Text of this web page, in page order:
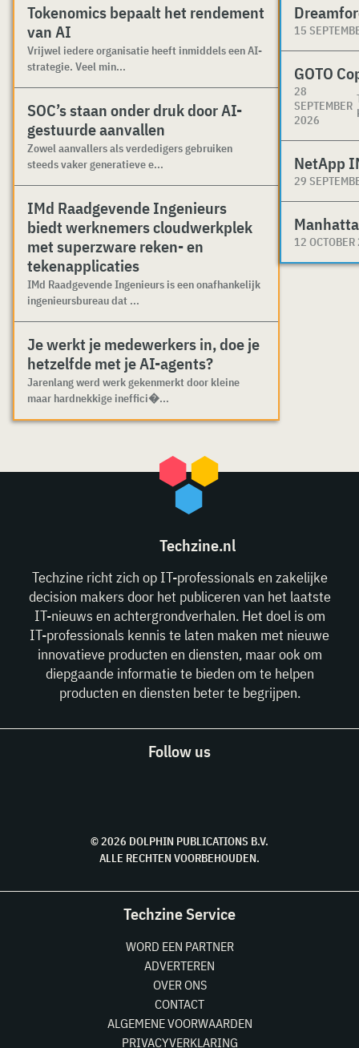
Tokenomics bepaalt het rendement
van AI
Vrijwel iedere organisatie heeft inmiddels een AI-
strategie. Veel min...
SOC’s staan onder druk door AI-
gestuurde aanvallen
Zowel aanvallers als verdedigers gebruiken
steeds vaker generatieve e...
IMd Raadgevende Ingenieurs
biedt werknemers cloudwerkplek
met superzware reken- en
tekenapplicaties
IMd Raadgevende Ingenieurs is een onafhankelijk
ingenieursbureau dat ...
Je werkt je medewerkers in, doe je
hetzelfde met je AI-agents?
Jarenlang werd werk gekenmerkt door kleine
maar hardnekkige ineffici�...
15
GOTO
28
SEPTEMBER
2026
NetApp
29
12
Techzine.nl
Techzine richt zich op IT-professionals en zakelijke
decision makers door het publiceren van het laatste
IT-nieuws en achtergrondverhalen. Het doel is om
IT-professionals kennis te laten maken met nieuwe
innovatieve producten en diensten, maar ook om
diepgaande informatie te bieden om te helpen
producten en diensten beter te begrijpen.
Follow us
© 2026 DOLPHIN PUBLICATIONS B.V.
ALLE RECHTEN VOORBEHOUDEN.
Techzine Service
WORD EEN PARTNER
ADVERTEREN
OVER ONS
CONTACT
ALGEMENE VOORWAARDEN
PRIVACYVERKLARING